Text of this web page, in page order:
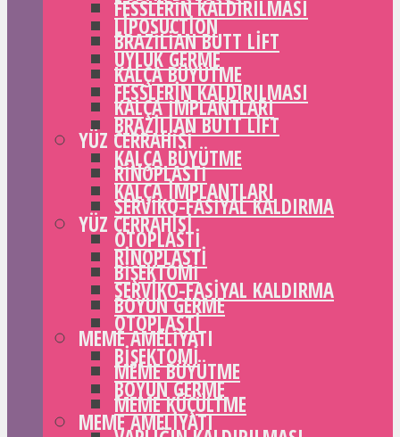
FESSLERIN KALDIRILMASI
BRAZILIAN BUTT LIFT
KALÇA BÜYÜTME
KALÇA IMPLANTLARI
YÜZ CERRAHISI
RINOPLASTI
SERVIKO-FASIYAL KALDIRMA
OTOPLASTI
BIŞEKTOMI
BOYUN GERME
MEME AMELIYATI
MEME BÜYÜTME
MEME KÜÇÜLTME
LIPOSUCTION
UYLUK GERME
FESSLERIN KALDIRILMASI
BRAZILIAN BUTT LIFT
KALÇA BÜYÜTME
KALÇA IMPLANTLARI
YÜZ CERRAHISI
RINOPLASTI
SERVIKO-FASIYAL KALDIRMA
OTOPLASTI
BIŞEKTOMI
BOYUN GERME
MEME AMELIYATI